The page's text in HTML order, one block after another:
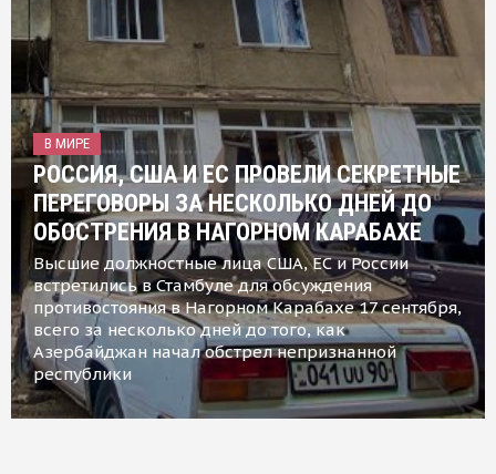
В МИРЕ
РОССИЯ, США И ЕС ПРОВЕЛИ СЕКРЕТНЫЕ
ПЕРЕГОВОРЫ ЗА НЕСКОЛЬКО ДНЕЙ ДО
ОБОСТРЕНИЯ В НАГОРНОМ КАРАБАХЕ
Высшие должностные лица США, ЕС и России
встретились в Стамбуле для обсуждения
противостояния в Нагорном Карабахе 17 сентября,
всего за несколько дней до того, как
Азербайджан начал обстрел непризнанной
республики